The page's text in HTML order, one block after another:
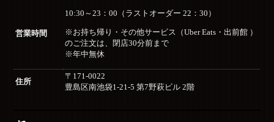
営業時間
10:30～23：00（ラストオーダー 22：30）
※お持ち帰り・その他サービス（Uber Eats・出前館 ）
のご注文は、閉店30分前まで
※年中無休
住所
〒171-0022
豊島区南池袋1-21-5 第7野萩ビル 2階